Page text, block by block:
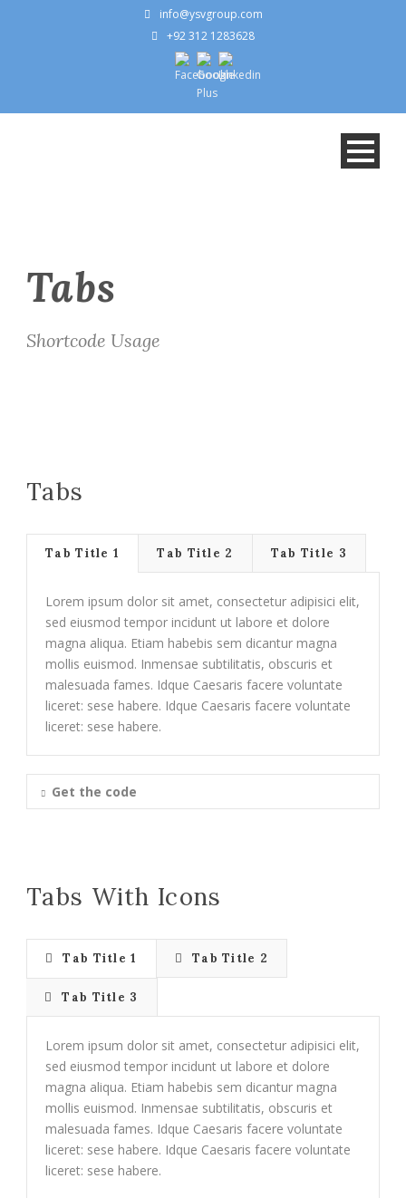
info@ysvgroup.com
+92 312 1283628
Tabs
Shortcode Usage
Tabs
Tab Title 1 Tab Title 2 Tab Title 3
Lorem ipsum dolor sit amet, consectetur adipisici elit,
sed eiusmod tempor incidunt ut labore et dolore
magna aliqua. Etiam habebis sem dicantur magna
mollis euismod. Inmensae subtilitatis, obscuris et
malesuada fames. Idque Caesaris facere voluntate
liceret: sese habere. Idque Caesaris facere voluntate
liceret: sese habere.
Get the code
Tabs With Icons
Tab Title 1 Tab Title 2
Tab Title 3
Lorem ipsum dolor sit amet, consectetur adipisici elit,
sed eiusmod tempor incidunt ut labore et dolore
magna aliqua. Etiam habebis sem dicantur magna
mollis euismod. Inmensae subtilitatis, obscuris et
malesuada fames. Idque Caesaris facere voluntate
liceret: sese habere. Idque Caesaris facere voluntate
liceret: sese habere.